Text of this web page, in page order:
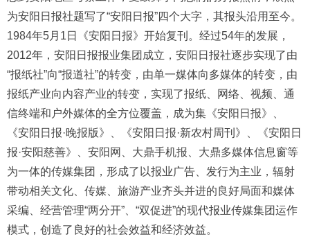
为安阳日报社题写了“安阳日报”四个大字，其报头沿用至今。
1984年5月1日《安阳日报》开始复刊。经过54年的发展，
2012年，安阳日报报业集团成立，安阳日报社逐步实现了由
“报纸社”向“报道社”的转变，由单一媒体向多媒体的转变，由
报纸产业向内容产业的转变，实现了报纸、网络、视频、通
信终端和户外媒体的全方位覆盖，成为集《安阳日报》、
《安阳日报·晚报版》、《安阳日报·新农村周刊》、《安阳日
报·安阳慈善》、安阳网、大鼎手机报、大鼎多媒体信息窗等
为一体的传媒集团，形成了以报业广告、发行为主业，辐射
带动相关文化、传媒、旅游产业齐头并进的良好局面和媒体
采编、经营管理“两分开”、“双促进”的现代报业传媒集团运作
模式，创造了良好的社会效益和经济效益。